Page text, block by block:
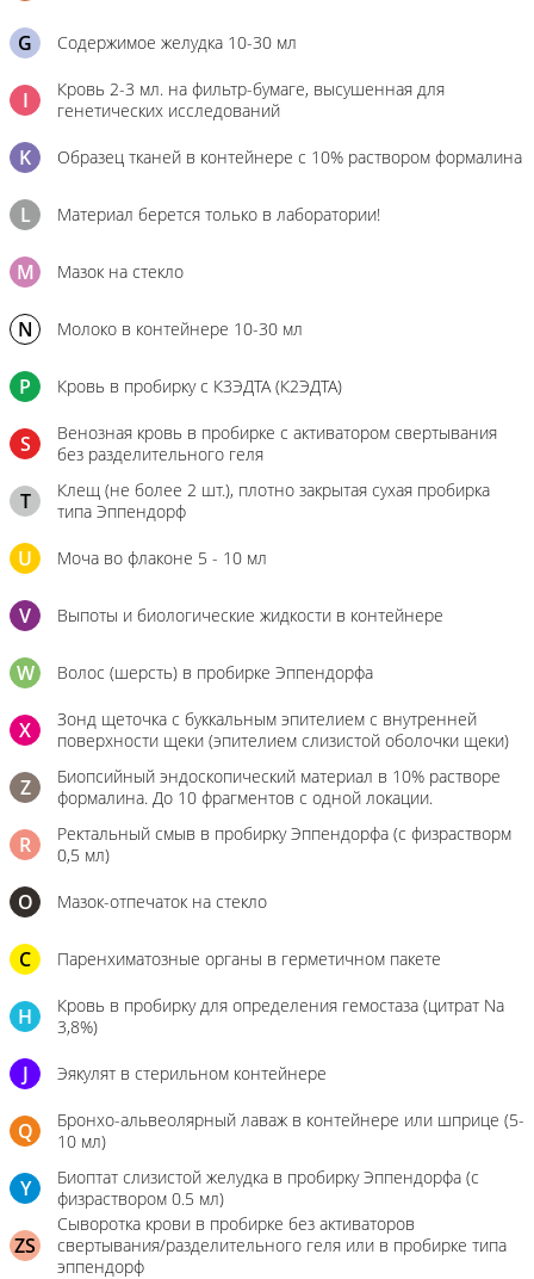
G Содержимое желудка 10-30 мл
I
Кровь 2-3 мл. на фильтр-бумаге, высушенная для
генетических исследований
K Образец тканей в контейнере с 10% раствором формалина
L Материал берется только в лаборатории!
M Мазок на стекло
N Молоко в контейнере 10-30 мл
P Кровь в пробирку с К3ЭДТА (К2ЭДТА)
S
Венозная кровь в пробирке с активатором свертывания
без разделительного геля
T
Клещ (не более 2 шт.), плотно закрытая сухая пробирка
типа Эппендорф
U Моча во флаконе 5 - 10 мл
V Выпоты и биологические жидкости в контейнере
W Волос (шерсть) в пробирке Эппендорфа
X
Зонд щеточка с буккальным эпителием с внутренней
поверхности щеки (эпителием слизистой оболочки щеки)
Z
Биопсийный эндоскопический материал в 10% растворе
формалина. До 10 фрагментов с одной локации.
R
Ректальный смыв в пробирку Эппендорфа (с физрастворм
0,5 мл)
О Мазок-отпечаток на стекло
C Паренхиматозные органы в герметичном пакете
H
Кровь в пробирку для определения гемостаза (цитрат Na
3,8%)
J Эякулят в стерильном контейнере
Q
Бронхо-альвеолярный лаваж в контейнере или шприце (5-
10 мл)
Y
Биоптат слизистой желудка в пробирку Эппендорфа (с
физраствором 0.5 мл)
ZS
Сыворотка крови в пробирке без активаторов
свертывания/разделительного геля или в пробирке типа
эппендорф